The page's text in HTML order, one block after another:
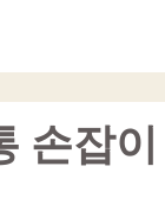
손잡